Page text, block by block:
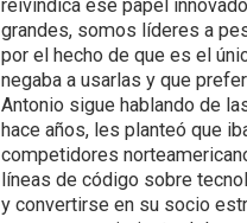
reivindica ese papel
grandes, somos líderes a
por el hecho de que es el
negaba a usarlas y que
Antonio sigue hablando de
hace años, les planteó que
competidores
líneas de código sobre
y convertirse en su socio